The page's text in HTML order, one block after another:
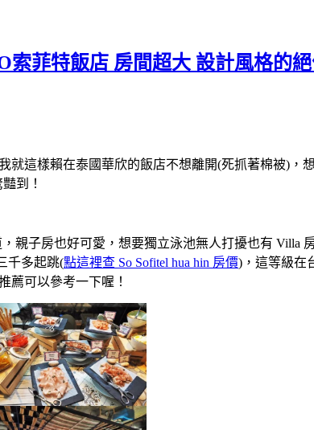
索菲特飯店 房間超大 設計風格的
這樣賴在泰國華欣的飯店不想離開(死抓著棉被)，
到！
親子房也好可愛，想要獨立泳池無人打擾也有
千多起跳(點這裡查 So Sofitel hua hin 房價)，這等級在
薦可以參考一下喔！